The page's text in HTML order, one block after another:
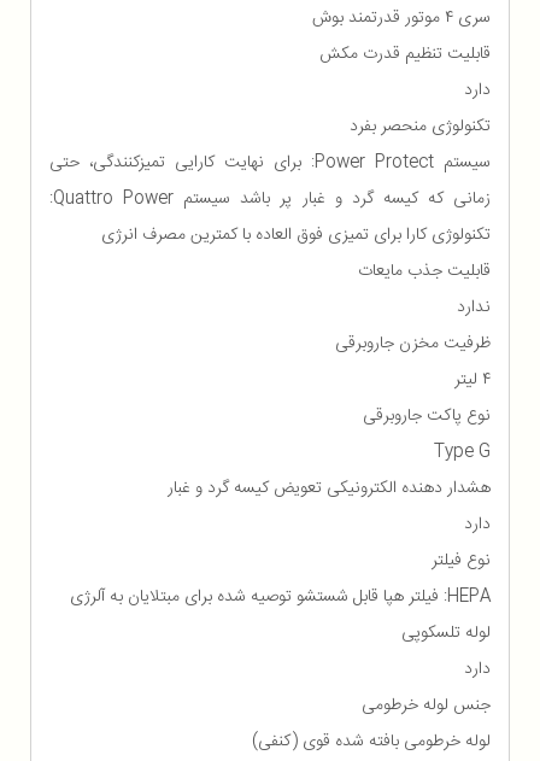
سری ۴ موتور قدرتمند بوش
قابلیت تنظیم قدرت مکش
دارد
تکنولوژی منحصر بفرد
سیستم Power Protect: برای نهایت کارایی تمیزکنندگی، حتی
زمانی که کیسه گرد و غبار پر باشد سیستم Quattro Power:
تکنولوژی کارا برای تمیزی فوق العاده با کمترین مصرف انرژی
قابلیت جذب مایعات
ندارد
ظرفیت مخزن جاروبرقی
۴ لیتر
نوع پاکت جاروبرقی
Type G
هشدار دهنده الکترونیکی تعویض کیسه گرد و غبار
دارد
نوع فیلتر
HEPA: فیلتر هپا قابل شستشو توصیه شده برای مبتلایان به آلرژی
لوله تلسکوپی
دارد
جنس لوله خرطومی
لوله خرطومی بافته شده قوی (کنفی)